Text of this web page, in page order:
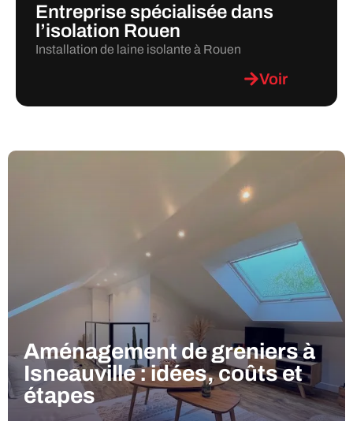
Entreprise spécialisée dans
l’isolation Rouen
Installation de laine isolante à Rouen
Voir
Aménagement de greniers à
Isneauville : idées, coûts et
étapes